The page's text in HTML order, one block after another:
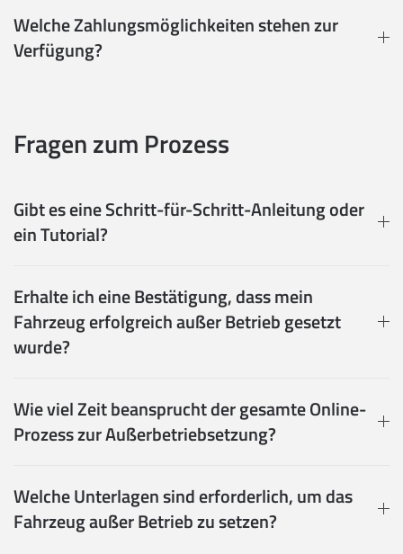
Welche Zahlungsmöglichkeiten stehen zur
Verfügung?
Fragen zum Prozess
Gibt es eine Schritt-für-Schritt-Anleitung oder
ein Tutorial?
Erhalte ich eine Bestätigung, dass mein
Fahrzeug erfolgreich außer Betrieb gesetzt
wurde?
Wie viel Zeit beansprucht der gesamte Online-
Prozess zur Außerbetriebsetzung?
Welche Unterlagen sind erforderlich, um das
Fahrzeug außer Betrieb zu setzen?